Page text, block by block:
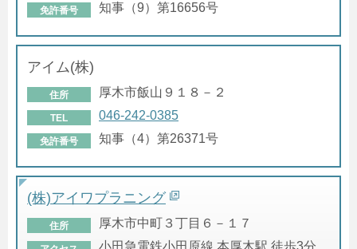
免許番号 知事（9）第16656号
アイム(株)
住所 厚木市飯山９１８－２
TEL 046-242-0385
免許番号 知事（4）第26371号
(株)アイワプラニング
住所 厚木市中町３丁目６－１７
小田急電鉄小田原線 本厚木駅 徒歩3分